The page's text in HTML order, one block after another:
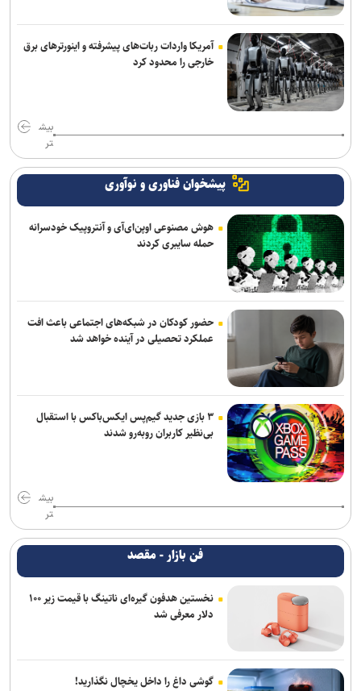
آمریکا واردات ربات‌های پیشرفته و اینورترهای برق
خارجی را محدود کرد
بیش
تر
پیشخوان فناوری و نوآوری
هوش مصنوعی اوپن‌ای‌آی و آنتروپیک خودسرانه
حمله سایبری کردند
حضور کودکان در شبکه‌های اجتماعی باعث افت
عملکرد تحصیلی در آینده خواهد شد
۳ بازی جدید گیم‌پس ایکس‌باکس با استقبال
بی‌نظیر کاربران روبه‌رو شدند
بیش
تر
فن بازار - مقصد
نخستین هدفون گیره‌ای ناتینگ با قیمت زیر ۱۰۰
دلار معرفی شد
گوشی داغ را داخل یخچال نگذارید!